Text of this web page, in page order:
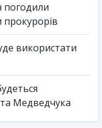
погодили
використати
Медведчука